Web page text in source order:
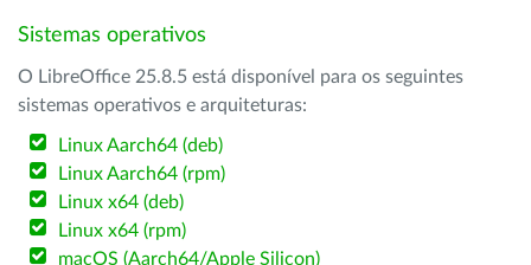
Sistemas operativos
O LibreOffice 25.8.5 está disponível para os seguintes
sistemas operativos e arquiteturas:
Linux Aarch64 (deb)
Linux Aarch64 (rpm)
Linux x64 (deb)
Linux x64 (rpm)
macOS (Aarch64/Apple Silicon)